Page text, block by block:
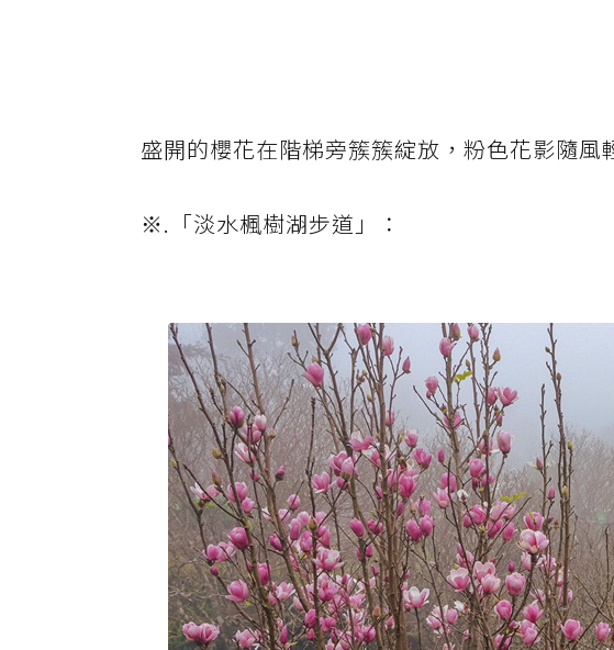
盛開的櫻花在階梯旁簇簇綻放，粉色花影隨風
※.「淡水楓樹湖步道」：